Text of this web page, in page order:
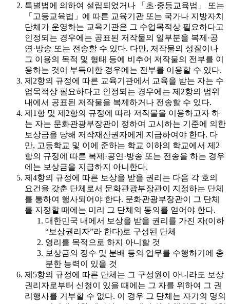
특별법에 의하여 설립되었거나 「초·중등교육법」 또는
「고등교육법」에 따른 교육기관 또는 국가나 지방자치
단체가 운영하는 교육기관은 그 수업목적상 필요하다고
인정되는 경우에는 공표된 저작물의 일부분을 복제·공
연·방송 또는 전송할 수 있다. 다만, 저작물의 성질이나
그 이용의 목적 및 형태 등에 비추어 저작물의 전부를 이
용하는 것이 부득이한 경우에는 전부를 이용할 수 있다.
제2항의 규정에 따른 교육기관에서 교육을 받는 자는 수
업목적상 필요하다고 인정되는 경우에는 제2항의 범위
내에서 공표된 저작물을 복제하거나 전송할 수 있다.
제1항 및 제2항의 규정에 따라 저작물을 이용하고자 하
는 자는 문화관광부장관이 정하여 고시하는 기준에 의한
보상금을 당해 저작재산권자에게 지급하여야 한다. 다
만, 고등학교 및 이에 준하는 학교 이하의 학교에서 제2
항의 규정에 따른 복제·공연·방송 또는 전송을 하는 경우
에는 보상금을 지급하지 아니한다.
제4항의 규정에 따른 보상을 받을 권리는 다음 각 호의
요건을 갖춘 단체로서 문화관광부장관이 지정하는 단체
를 통하여 행사되어야 한다. 문화관광부장관이 그 단체
를 지정할 때에는 미리 그 단체의 동의를 얻어야 한다.
대한민국 내에서 보상을 받을 권리를 가진 자(이하
“보상권리자”라 한다)로 구성된 단체
영리를 목적으로 하지 아니할 것
보상금의 징수 및 분배 등의 업무를 수행하기에 충
분한 능력이 있을 것
제5항의 규정에 따른 단체는 그 구성원이 아니라도 보상
권리자로부터 신청이 있을 때에는 그 자를 위하여 그 권
리행사를 거부할 수 없다. 이 경우 그 단체는 자기의 명의